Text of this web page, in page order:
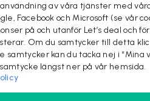
av våra tjänster med
Facebook och Microsoft (se vår
på och utanför Let’s deal och
Om du samtycker till detta
samtycker kan du tacka nej i “Mina
längst ner på vår hemsida.